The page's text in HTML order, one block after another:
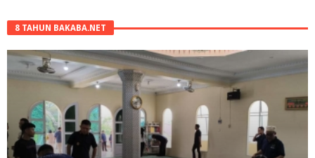
8 TAHUN BAKABA.NET